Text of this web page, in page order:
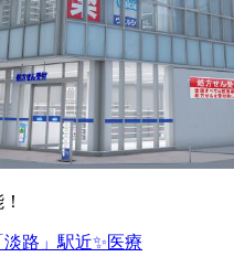
路」駅近✨医療